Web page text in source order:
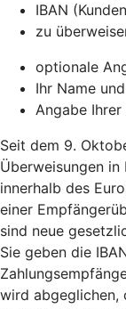
IBAN
zu
optionale
Ihr Name
Angabe Ihrer
Seit dem 9.
Überweisungen
innerhalb des
einer
sind neue
Sie geben die
wird abgeglichen,